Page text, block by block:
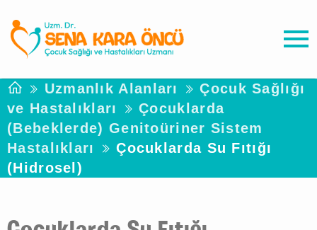
Uzmanlık Alanları
Çocuk Sağlığı
ve Hastalıkları
Çocuklarda
(Bebeklerde) Genitoüriner Sistem
Hastalıkları
Çocuklarda Su Fıtığı
(Hidrosel)